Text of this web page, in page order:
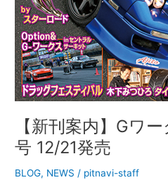
【新刊案内】Gワ
号 12/21発売
BLOG, NEWS / pitnavi-staff
号
12/21
発
売